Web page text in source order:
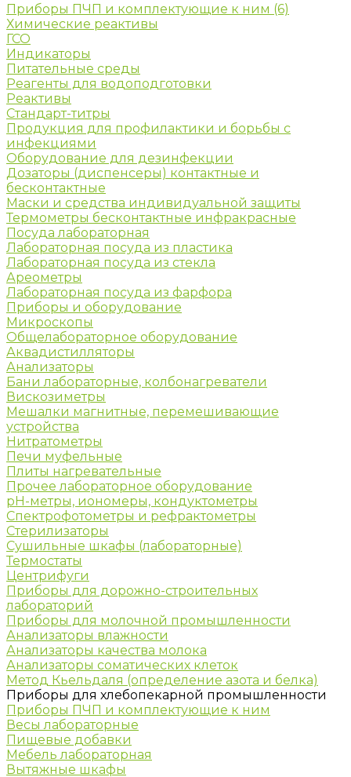
Приборы ПЧП и комплектующие к ним (6)
Химические реактивы
ГСО
Индикаторы
Питательные среды
Реагенты для водоподготовки
Реактивы
Стандарт-титры
Продукция для профилактики и борьбы с
инфекциями
Оборудование для дезинфекции
Дозаторы (диспенсеры) контактные и
бесконтактные
Маски и средства индивидуальной защиты
Термометры бесконтактные инфракрасные
Посуда лабораторная
Лабораторная посуда из пластика
Лабораторная посуда из стекла
Ареометры
Лабораторная посуда из фарфора
Приборы и оборудование
Микроскопы
Общелабораторное оборудование
Аквадистилляторы
Анализаторы
Бани лабораторные, колбонагреватели
Вискозиметры
Мешалки магнитные, перемешивающие
устройства
Нитратометры
Печи муфельные
Плиты нагревательные
Прочее лабораторное оборудование
рН-метры, иономеры, кондуктометры
Спектрофотометры и рефрактометры
Стерилизаторы
Сушильные шкафы (лабораторные)
Термостаты
Центрифуги
Приборы для дорожно-строительных
лабораторий
Приборы для молочной промышленности
Анализаторы влажности
Анализаторы качества молока
Анализаторы соматических клеток
Метод Кьельдаля (определение азота и белка)
Приборы для хлебопекарной промышленности
Приборы ПЧП и комплектующие к ним
Весы лабораторные
Пищевые добавки
Мебель лабораторная
Вытяжные шкафы